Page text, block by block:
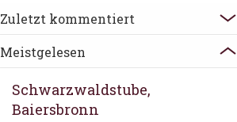
Zuletzt kommentiert
phaedra, Köln
Auf dem Gelände der ECI Kulturfabrik,
einem ehemaligen Industriekomplex,
Meistgelesen
Schwarzwaldstube,
Baiersbronn